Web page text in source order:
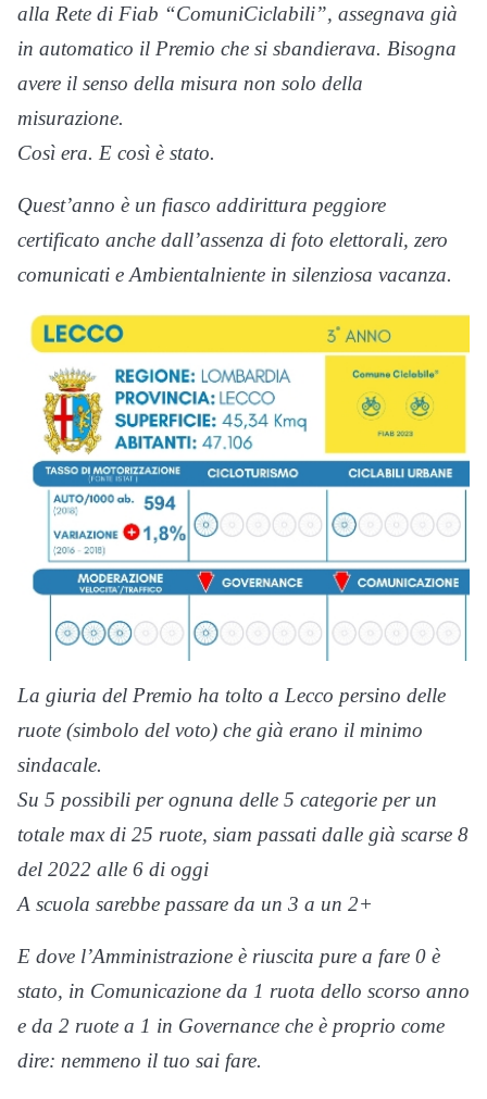
alla Rete di Fiab “ComuniCiclabili”, assegnava già
in automatico il Premio che si sbandierava. Bisogna
avere il senso della misura non solo della
misurazione.
Così era. E così è stato.
Quest’anno è un fiasco addirittura peggiore
certificato anche dall’assenza di foto elettorali, zero
comunicati e Ambientalniente in silenziosa vacanza.
La giuria del Premio ha tolto a Lecco persino delle
ruote (simbolo del voto) che già erano il minimo
sindacale.
Su 5 possibili per ognuna delle 5 categorie per un
totale max di 25 ruote, siam passati dalle già scarse 8
del 2022 alle 6 di oggi
A scuola sarebbe passare da un 3 a un 2+
E dove l’Amministrazione è riuscita pure a fare 0 è
stato, in Comunicazione da 1 ruota dello scorso anno
e da 2 ruote a 1 in Governance che è proprio come
dire: nemmeno il tuo sai fare.